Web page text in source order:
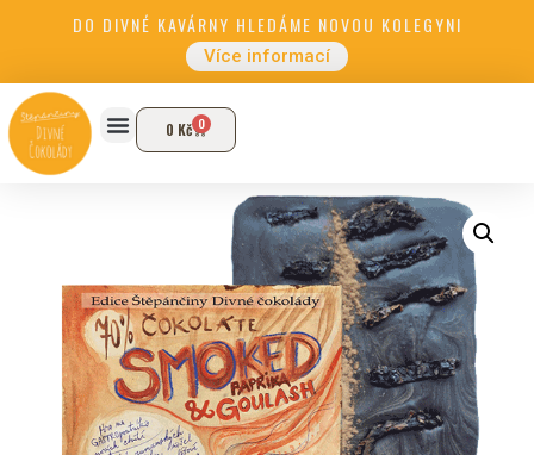
DO DIVNÉ KAVÁRNY HLEDÁME NOVOU KOLEGYNI
Více informací
0 Kč 0